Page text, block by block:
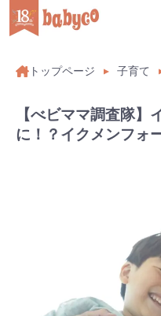
トップページ 子育て
【べビママ調査隊】
に！？イクメンフォ